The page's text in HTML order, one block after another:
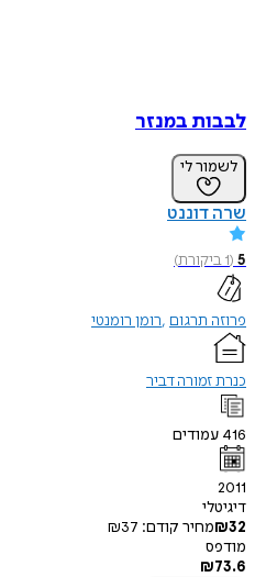
לבבות במנזר
לשמור לי
שרה דוננט
5
(
1ביקורת)
פרוזה תרגום רומן רומנטי
כנרת זמורה דביר
416 עמודים
2011
דיגיטלי
₪32 מחיר קודם: ₪37
מודפס
₪73.6